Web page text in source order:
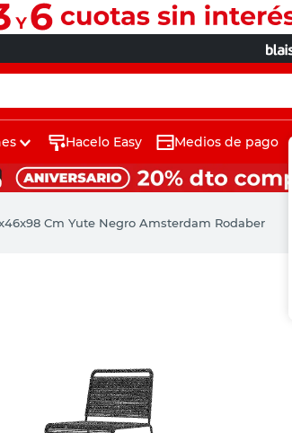
Hacelo Easy Medios de pago
Cm Yute Negro Amsterdam Rodaber